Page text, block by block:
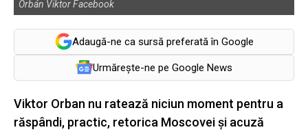
Orbán Viktor Facebook
Adaugă-ne ca sursă preferată în Google
Urmărește-ne pe Google News
Viktor Orban nu ratează niciun moment pentru a
răspândi, practic, retorica Moscovei și acuză